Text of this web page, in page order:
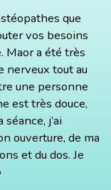
que
vos besoins
Maor a été très
nerveux tout au
une personne
est très douce,
j’ai
ouverture, de ma
et du dos. Je